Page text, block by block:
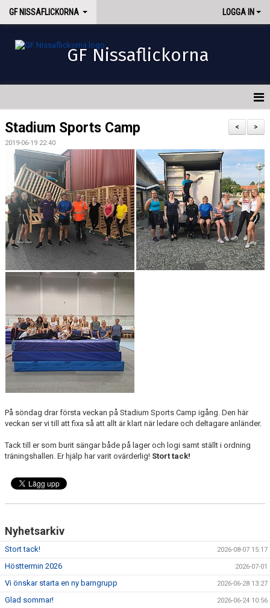
GF NISSAFLICKORNA LOGGA IN
GF Nissaflickorna
HEM
NYHETER
OM OSS
INTRESSEANMÄLAN
AVGIFTER
KONTAKT
VILL DU BLI LEDARE?
>
<
Stadium Sports Camp
2019-06-19 22:40
På söndag drar första veckan på Stadium Sports Camp igång. Den här
veckan ser vi till att fixa så att allt är klart när ledare och deltagare anländer.
Tack till er som burit sängar både på lager och logi samt ställt i ordning
träningshallen. Er hjälp har varit ovärderlig! Stort tack!
Nyhetsarkiv
Stort tack! 2026-08-07 15:17
Hösttermin 2026 2026-07-01
Vi önskar starta en ny barngrupp 2026-06-28 13:27
Glad sommar! 2026-06-24 10:56